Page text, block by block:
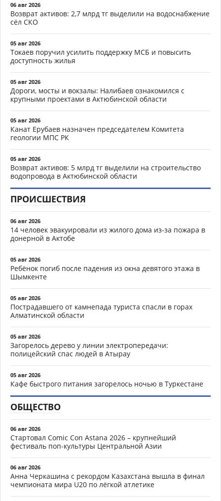
06 авг 2026
Возврат активов: 2,7 млрд тг выделили на водоснабжение
сёл СКО
05 авг 2026
Токаев поручил усилить поддержку МСБ и повысить
доступность жилья
05 авг 2026
Дороги, мосты и вокзалы: Налибаев ознакомился с
крупными проектами в Актюбинской области
05 авг 2026
Канат Ерубаев назначен председателем Комитета
геологии МПС РК
05 авг 2026
Возврат активов: 5 млрд тг выделили на строительство
водопровода в Актюбинской области
ПРОИСШЕСТВИЯ
06 авг 2026
14 человек эвакуировали из жилого дома из-за пожара в
донерной в Актобе
05 авг 2026
Ребёнок погиб после падения из окна девятого этажа в
Шымкенте
05 авг 2026
Пострадавшего от камнепада туриста спасли в горах
Алматинской области
05 авг 2026
Загорелось дерево у линии электропередачи:
полицейский спас людей в Атырау
05 авг 2026
Кафе быстрого питания загорелось ночью в Туркестане
ОБЩЕСТВО
06 авг 2026
Стартовал Comic Con Astana 2026 – крупнейший
фестиваль поп-культуры Центральной Азии
06 авг 2026
Анна Черкашина с рекордом Казахстана вышла в финал
чемпионата мира U20 по лёгкой атлетике